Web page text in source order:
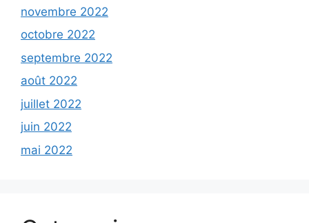
novembre 2022
octobre 2022
septembre 2022
août 2022
juillet 2022
juin 2022
mai 2022